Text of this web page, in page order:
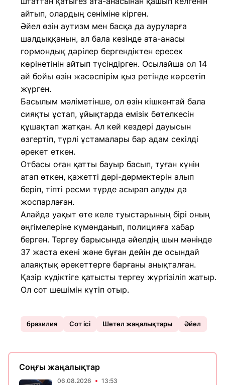
айтып, олардың сеніміне кірген.
Әйел өзін аутизм мен басқа да ауруларға
шалдыққанын, ал бала кезінде ата-анасы
гормондық дәрілер бергендіктен ересек
көрінетінін айтып түсіндірген. Осылайша ол 14
ай бойы өзін жасөспірім қыз ретінде көрсетіп
жүрген.
Басылым мәліметінше, ол өзін кішкентай бала
сияқты ұстап, ұйықтарда емізік бөтелкесін
құшақтап жатқан. Ал кей кездері дауысын
өзгертіп, түрлі ұстамалары бар адам секілді
әрекет еткен.
Отбасы оған қатты бауыр басып, туған күнін
атап өткен, қажетті дәрі-дәрмектерін алып
беріп, тіпті ресми түрде асырап алуды да
жоспарлаған.
Алайда уақыт өте келе туыстарының бірі оның
әңгімелеріне күмәнданып, полицияға хабар
берген. Тергеу барысында әйелдің шын мәнінде
37 жаста екені және бұған дейін де осындай
алаяқтық әрекеттерге барғаны анықталған.
Қазір күдіктіге қатысты тергеу жүргізіліп жатыр.
Ол сот шешімін күтіп отыр.
бразилия Сот ісі Шетел жаңалықтары Әйел
Соңғы жаңалықтар
06.08.2026 13:53